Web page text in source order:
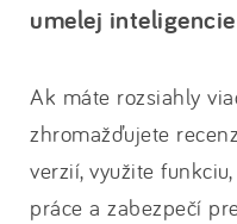
umelej
Ak máte rozsiahly
zhromažďujete
verzií, využite
práce a zabezpečí